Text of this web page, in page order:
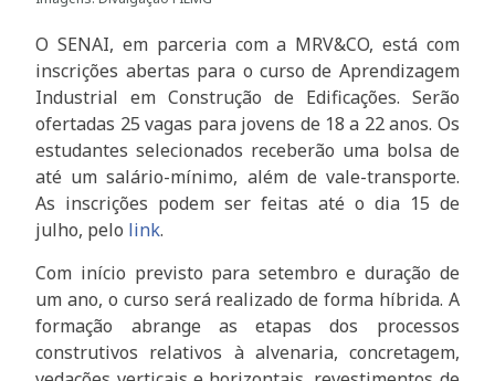
O SENAI, em parceria com a MRV&CO, está com
inscrições abertas para o curso de Aprendizagem
Industrial em Construção de Edificações. Serão
ofertadas 25 vagas para jovens de 18 a 22 anos. Os
estudantes selecionados receberão uma bolsa de
até um salário-mínimo, além de vale-transporte.
As inscrições podem ser feitas até o dia 15 de
julho, pelo link.
Com início previsto para setembro e duração de
um ano, o curso será realizado de forma híbrida. A
formação abrange as etapas dos processos
construtivos relativos à alvenaria, concretagem,